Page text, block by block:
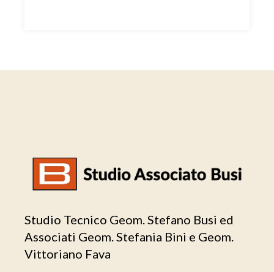
Studio Tecnico Geom. Stefano Busi ed
Associati Geom. Stefania Bini e Geom.
Vittoriano Fava